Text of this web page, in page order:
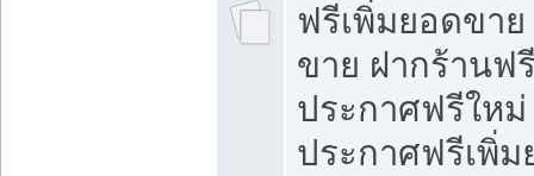
ฟรีเพิ่มยอดขา
ขาย ฝากร้านฟ
ประกาศฟรีใหม่
ประกาศฟรีเพิ่